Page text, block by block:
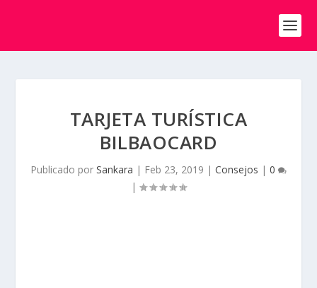
TARJETA TURÍSTICA
BILBAOCARD
Publicado por Sankara | Feb 23, 2019 | Consejos | 0
|